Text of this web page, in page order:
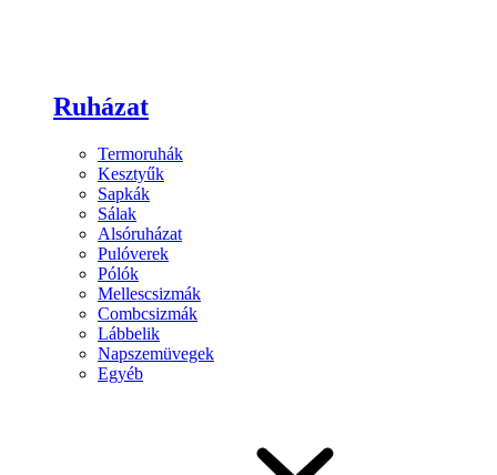
Ruházat
Termoruhák
Kesztyűk
Sapkák
Sálak
Alsóruházat
Pulóverek
Pólók
Mellescsizmák
Combcsizmák
Lábbelik
Napszemüvegek
Egyéb